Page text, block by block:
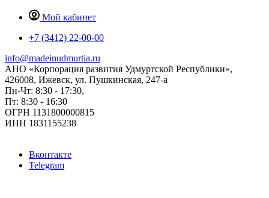
Мой кабинет
+7 (3412) 22-00-00
info@madeinudmurtia.ru
АНО «Корпорация развития Удмуртской Республики»,
426008, Ижевск, ул. Пушкинская, 247-а
Пн-Чт: 8:30 - 17:30,
Пт: 8:30 - 16:30
ОГРН 1131800000815
ИНН 1831155238
Вконтакте
Telegram